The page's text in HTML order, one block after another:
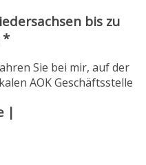
bis zu
*
Sie bei mir, auf der
AOK Geschäftsstelle
|